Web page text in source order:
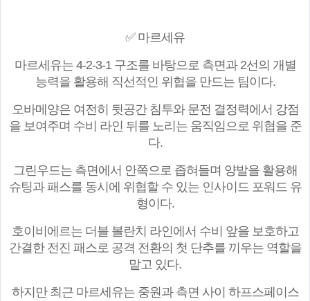
✅ 마르세유
마르세유는 4-2-3-1 구조를 바탕으로 측면과 2선의 개별
능력을 활용해 직선적인 위협을 만드는 팀이다.
오바메양은 여전히 뒷공간 침투와 문전 결정력에서 강점
을 보여주며 수비 라인 뒤를 노리는 움직임으로 위협을 준
다.
그린우드는 측면에서 안쪽으로 좁혀들며 양발을 활용해
슈팅과 패스를 동시에 위협할 수 있는 인사이드 포워드 유
형이다.
호이비에르는 더블 볼란치 라인에서 수비 앞을 보호하고
간결한 전진 패스로 공격 전환의 첫 단추를 끼우는 역할을
맡고 있다.
하지만 최근 마르세유는 중원과 측면 사이 하프스페이스